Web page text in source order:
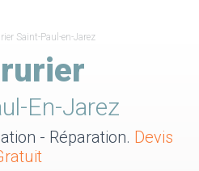
Saint-Paul-en-Jarez
En-Jarez
- Réparation. Devis